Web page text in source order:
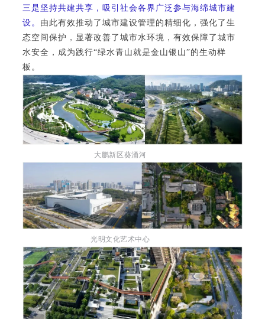
三是坚持共建共享，吸引社会各界广泛参与海绵城市建
设。 由此有效推动了城市建设管理的精细化，强化了生
态空间保护，显著改善了城市水环境，有效保障了城市
水安全，成为践行“绿水青山就是金山银山”的生动样
板。
大鹏新区葵涌河
光明文化艺术中心